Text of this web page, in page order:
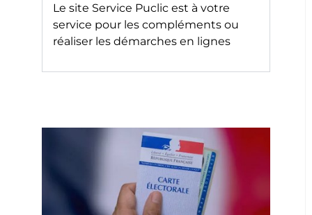
Le site Service Puclic est à votre
service pour les compléments ou
réaliser les démarches en lignes